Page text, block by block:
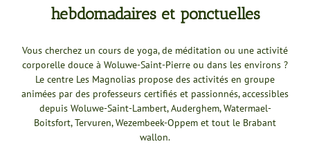
hebdomadaires et ponctuelles
Vous cherchez un cours de yoga, de méditation ou une activité
corporelle douce à Woluwe-Saint-Pierre ou dans les environs ?
Le centre Les Magnolias propose des activités en groupe
animées par des professeurs certifiés et passionnés, accessibles
depuis Woluwe-Saint-Lambert, Auderghem, Watermael-
Boitsfort, Tervuren, Wezembeek-Oppem et tout le Brabant
wallon.